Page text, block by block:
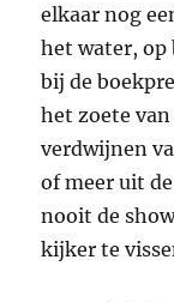
elkaar nog
het water, op
bij de
het zoete
verdwijnen
of meer uit
nooit de
kijker te